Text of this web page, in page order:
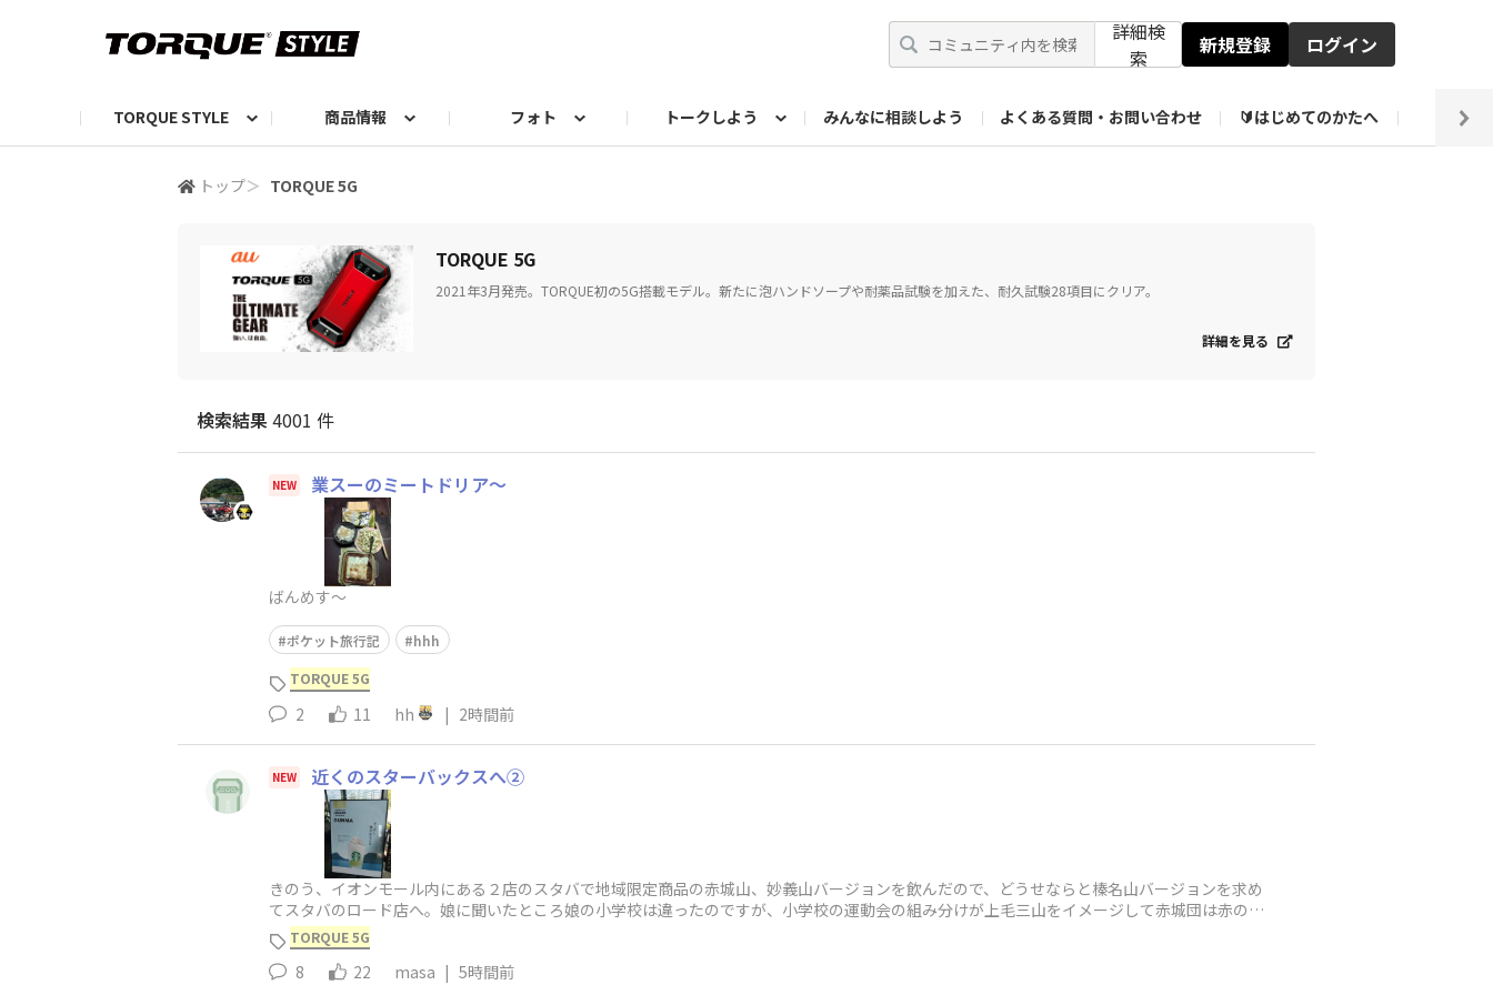
詳細検
索
新規登録 ログイン
TORQUE STYLE 商品情報 フォト トークしよう みんなに相談しよう よくある質問・お問い合わせ 🔰はじめてのかたへ 編集
トップ＞ TORQUE 5G
TORQUE 5G
2021年3月発売。TORQUE初の5G搭載モデル。新たに泡ハンドソープや耐薬品試験を加えた、耐久試験28項目にクリア。
詳細を見る
検索結果4001 件
NEW 業スーのミートドリア～
ばんめす～
ポケット旅行記 hhh
TORQUE 5G
2 11 hh | 2時間前
NEW 近くのスターバックスへ②
きのう、イオンモール内にある２店のスタバで地域限定商品の赤城山、妙義山バージョンを飲んだので、どうせならと榛名山バージョンを求め
てスタバのロード店へ。娘に聞いたところ娘の小学校は違ったのですが、小学校の運動会の組み分けが上毛三山をイメージして赤城団は赤のハ
チマキ、妙義団は黄色、榛名団は緑と色分けされ
TORQUE 5G
8 22 masa | 5時間前